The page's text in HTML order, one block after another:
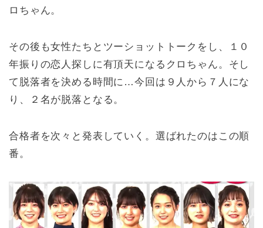
ロちゃん。
その後も女性たちとツーショットトークをし、１０
年振りの恋人探しに有頂天になるクロちゃん。そし
て脱落者を決める時間に…今回は９人から７人にな
り、２名が脱落となる。
合格者を次々と発表していく。選ばれたのはこの順
番。